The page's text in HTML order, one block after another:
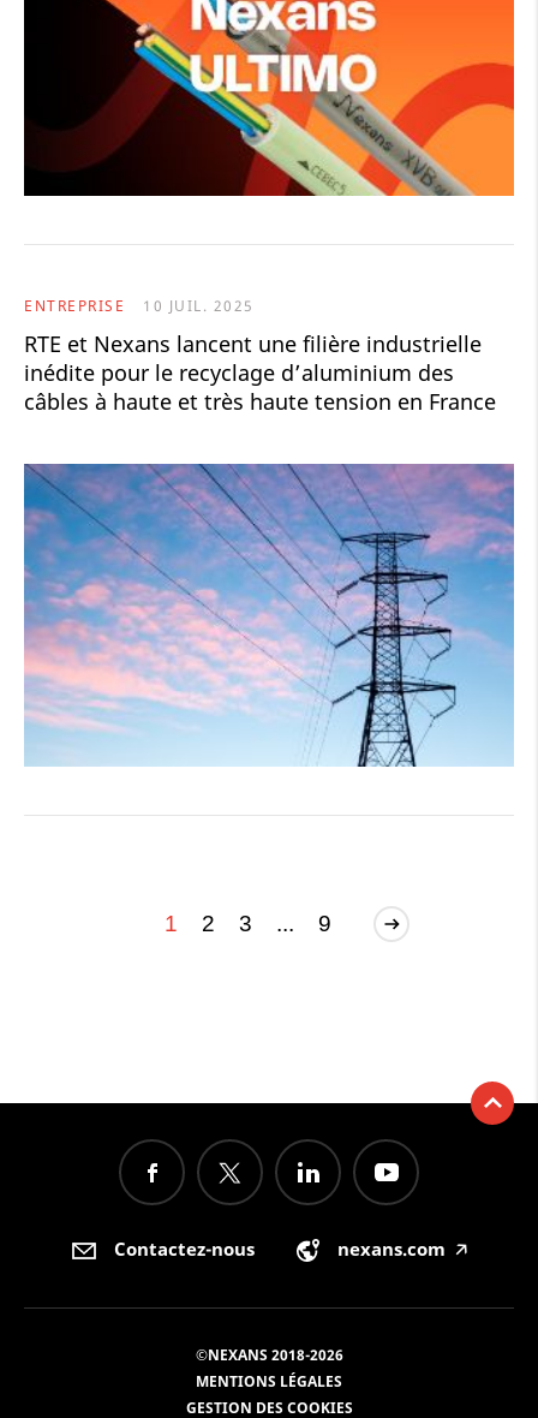
ENTREPRISE 10 JUIL. 2025
RTE et Nexans lancent une filière industrielle
inédite pour le recyclage d’aluminium des
câbles à haute et très haute tension en France
1 2 3 ... 9
Contactez-nous nexans.com 🡥
©NEXANS 2018-2026
MENTIONS LÉGALES
GESTION DES COOKIES